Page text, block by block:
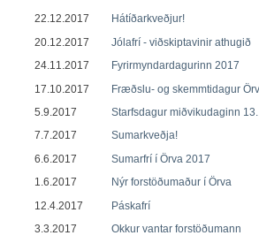
22.12.2017
Hátíðarkveðjur!
20.12.2017
Jólafrí - viðskiptavinir athugið
24.11.2017
Fyrirmyndardagurinn 2017
17.10.2017
Fræðslu- og skemmtidagur
5.9.2017
Starfsdagur miðvikudaginn
7.7.2017
Sumarkveðja!
6.6.2017
Sumarfrí í Örva 2017
1.6.2017
Nýr forstöðumaður í Örva
12.4.2017
Páskafrí
3.3.2017
Okkur vantar forstöðumann